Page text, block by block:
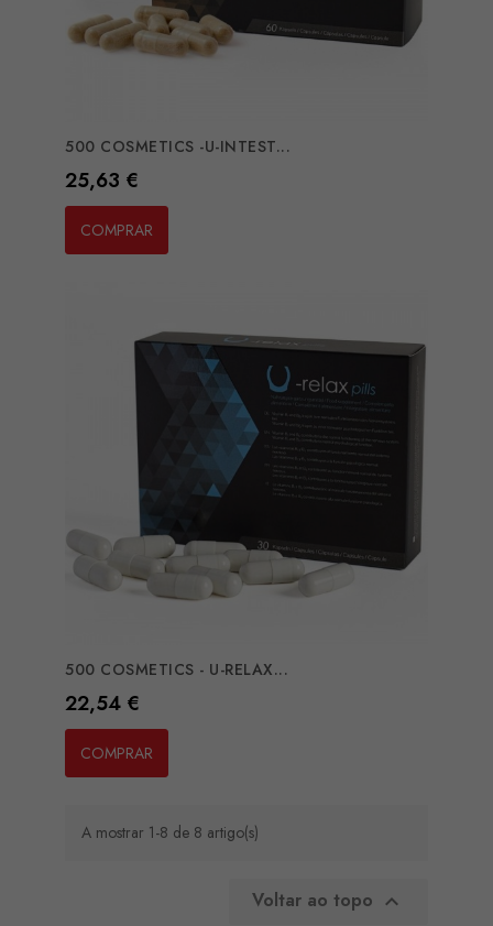
500 COSMETICS -U-INTEST...
Preço
25,63 €
COMPRAR
500 COSMETICS - U-RELAX...
Preço
22,54 €
COMPRAR
A mostrar 1-8 de 8 artigo(s)
Voltar ao topo 